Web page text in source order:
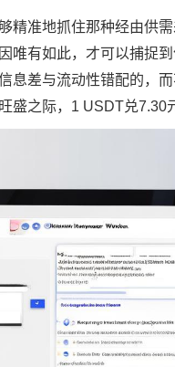
精准地抓住那种经由供
唯有如此，才可以捕捉
息差与流动性错配的，
盛之际，1 USDT兑7.30